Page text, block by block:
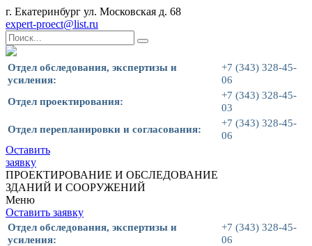
г. Екатеринбург ул. Московская д. 68
expert-proect@list.ru
Отдел обследования, экспертизы и
усиления:
+7 (343) 328-45-
06
Отдел проектирования:
+7 (343) 328-45-
03
Отдел перепланировки и согласования:
+7 (343) 328-45-
06
Оставить
заявку
ПРОЕКТИРОВАНИЕ И ОБСЛЕДОВАНИЕ
ЗДАНИЙ И СООРУЖЕНИЙ
Меню
Оставить заявку
Отдел обследования, экспертизы и
усиления:
+7 (343) 328-45-
06